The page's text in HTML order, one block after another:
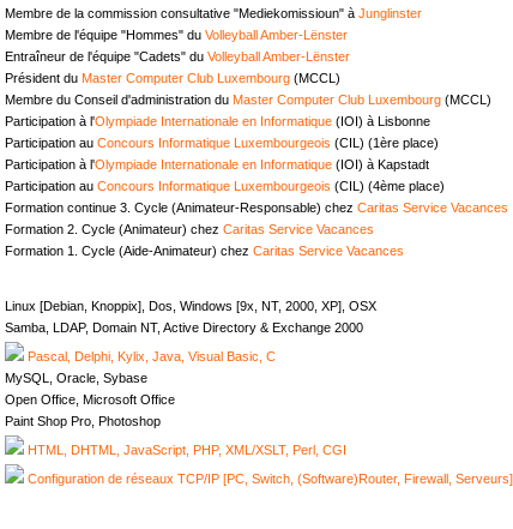
Membre de la commission consultative "Mediekomissioun" à Junglinster
Membre de l'équipe "Hommes" du Volleyball Amber-Lënster
Entraîneur de l'équipe "Cadets" du Volleyball Amber-Lënster
Président du Master Computer Club Luxembourg (MCCL)
Membre du Conseil d'administration du Master Computer Club Luxembourg (MCCL)
Participation à l'Olympiade Internationale en Informatique (IOI) à Lisbonne
Participation au Concours Informatique Luxembourgeois (CIL) (1ère place)
Participation à l'Olympiade Internationale en Informatique (IOI) à Kapstadt
Participation au Concours Informatique Luxembourgeois (CIL) (4ème place)
Formation continue 3. Cycle (Animateur-Responsable) chez Caritas Service Vacances
Formation 2. Cycle (Animateur) chez Caritas Service Vacances
Formation 1. Cycle (Aide-Animateur) chez Caritas Service Vacances
Linux [Debian, Knoppix], Dos, Windows [9x, NT, 2000, XP], OSX
Samba, LDAP, Domain NT, Active Directory & Exchange 2000
Pascal, Delphi, Kylix, Java, Visual Basic, C
MySQL, Oracle, Sybase
Open Office, Microsoft Office
Paint Shop Pro, Photoshop
HTML, DHTML, JavaScript, PHP, XML/XSLT, Perl, CGI
Configuration de réseaux TCP/IP [PC, Switch, (Software)Router, Firewall, Serveurs]